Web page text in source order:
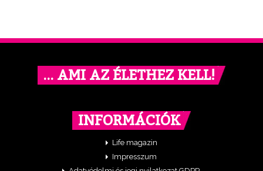
… AMI AZ ÉLETHEZ KELL!
INFORMÁCIÓK
Life magazin
Impresszum